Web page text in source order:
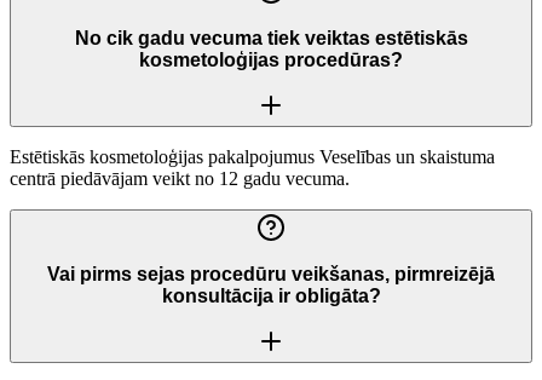
No cik gadu vecuma tiek veiktas estētiskās
kosmetoloģijas procedūras?
Estētiskās kosmetoloģijas pakalpojumus Veselības un skaistuma
centrā piedāvājam veikt no 12 gadu vecuma.
Vai pirms sejas procedūru veikšanas, pirmreizējā
konsultācija ir obligāta?